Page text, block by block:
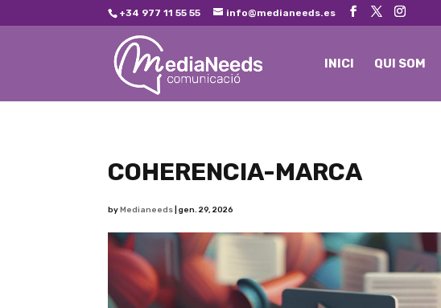
+34 977 11 55 55 info@medianeeds.es
INICI QUI SOM
COHERENCIA-MARCA
byMedianeeds |gen. 29, 2026